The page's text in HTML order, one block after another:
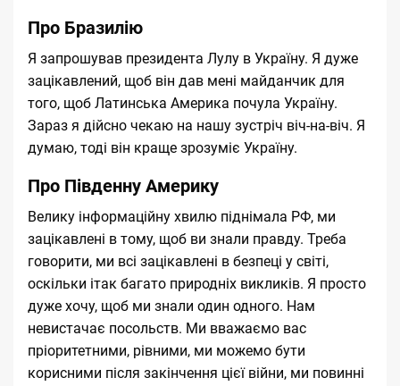
Про Бразилію
Я запрошував президента Лулу в Україну. Я дуже
зацікавлений, щоб він дав мені майданчик для
того, щоб Латинська Америка почула Україну.
Зараз я дійсно чекаю на нашу зустріч віч-на-віч. Я
думаю, тоді він краще зрозуміє Україну.
Про Південну Америку
Велику інформаційну хвилю піднімала РФ, ми
зацікавлені в тому, щоб ви знали правду. Треба
говорити, ми всі зацікавлені в безпеці у світі,
оскільки ітак багато природніх викликів. Я просто
дуже хочу, щоб ми знали один одного. Нам
невистачає посольств. Ми вважаємо вас
пріоритетними, рівними, ми можемо бути
корисними після закінчення цієї війни, ми повинні